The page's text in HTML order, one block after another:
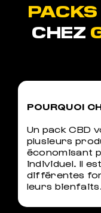
PACKS
CHEZ
POURQUOI
Un pack CBD
plusieurs
économisant
individuel. Il
différentes
leurs